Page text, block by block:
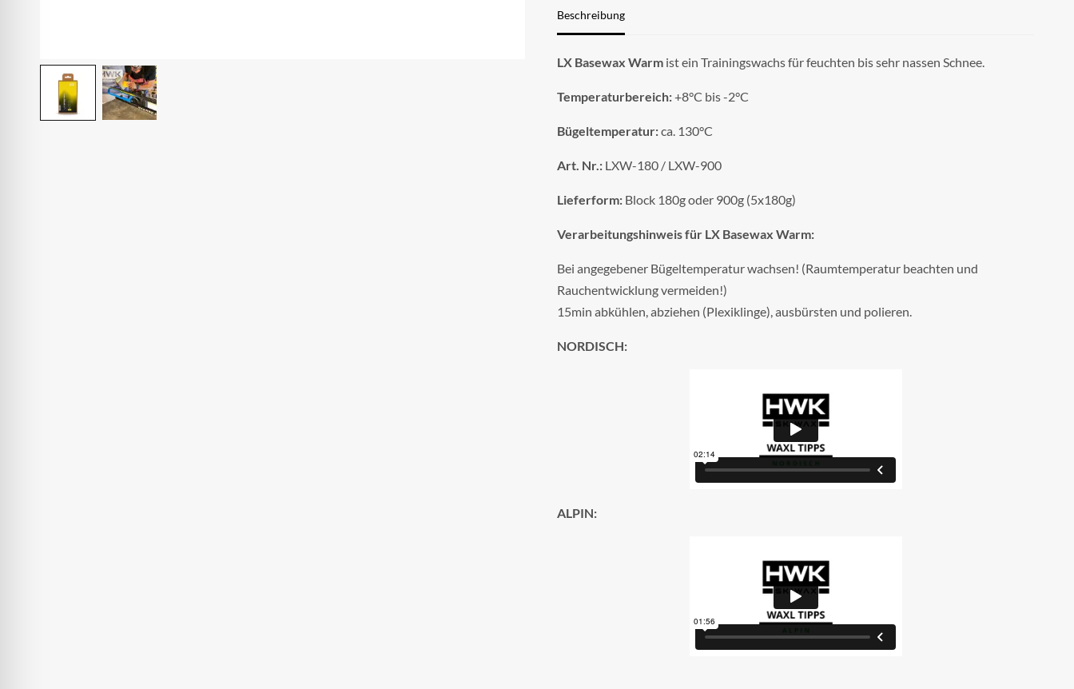
Beschreibung
LX Basewax Warm ist ein Trainingswachs für feuchten bis sehr nassen Schnee.
Temperaturbereich:+8°C bis -2°C
Bügeltemperatur:ca. 130°C
Art. Nr.: LXW-180 / LXW-900
Lieferform: Block 180g oder 900g (5x180g)
Verarbeitungshinweis für LX Basewax Warm:
Bei angegebener Bügeltemperatur wachsen! (Raumtemperatur beachten und
Rauchentwicklung vermeiden!)
15min abkühlen, abziehen (Plexiklinge), ausbürsten und polieren.
NORDISCH:
ALPIN: